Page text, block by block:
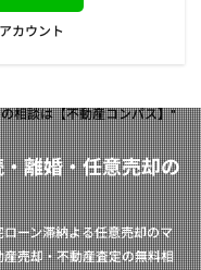
カウント
相談は【不動産コンパス】"
離婚・任意売却の
ーン滞納よる任意売却のマ
売却・不動産査定の無料相